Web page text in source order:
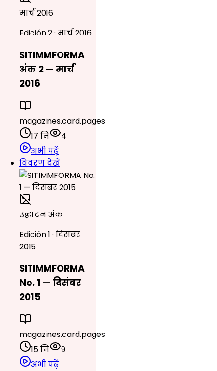
मार्च 2016
Edición 2 · मार्च 2016
SITIMMFORMA
अंक 2 — मार्च
2016
magazines.card.pages
17 मि
4
अभी पढ़ें
विवरण देखें
उद्घाटन अंक
Edición 1 · दिसंबर
2015
SITIMMFORMA
No. 1 — दिसंबर
2015
magazines.card.pages
15 मि
9
अभी पढ़ें